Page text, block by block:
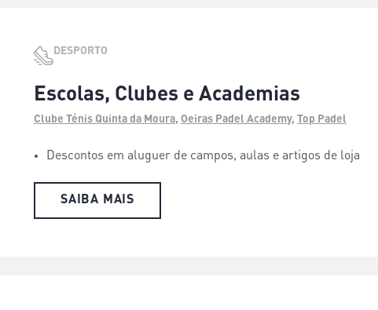
DESPORTO
Escolas, Clubes e Academias
Clube Ténis Quinta da Moura, Oeiras Padel Academy, Top Padel
Descontos em aluguer de campos, aulas e artigos de loja
SAIBA MAIS